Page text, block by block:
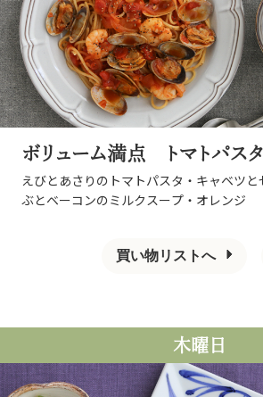
ボリューム満点 トマトパス
えびとあさりのトマトパスタ・キャベツ
ぶとベーコンのミルクスープ・オレンジ
買い物リストへ
木曜日